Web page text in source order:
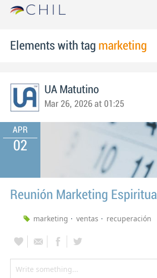
Elements with tag marketing
UA Matutino
Mar 26, 2026 at 01:25
APR
02
Reunión Marketing Espiritual
marketing ventas recuperación